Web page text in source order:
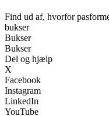
Find ud af, hvorfor
bukser
Bukser
Bukser
Del og hjælp
X
Facebook
Instagram
LinkedIn
YouTube